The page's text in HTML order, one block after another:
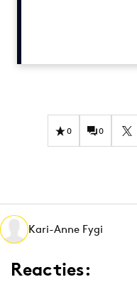
Design
Diversiteit
Effectiviteit
Martech
Media
Merkstrategie
0 0
Kari-Anne Fygi
Reacties: